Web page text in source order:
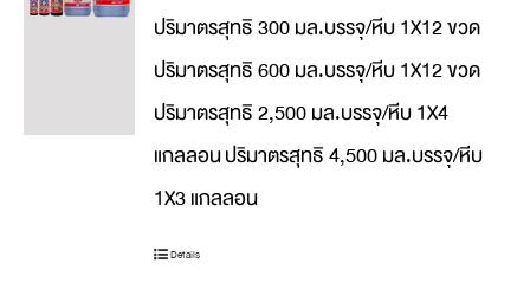
ปริมาตรสุทธิ 300 มล.บรรจุ/หีบ 1X12 ขวด
ปริมาตรสุทธิ 600 มล.บรรจุ/หีบ 1X12 ขวด
ปริมาตรสุทธิ 2,500 มล.บรรจุ/หีบ 1X4
แกลลอนปริมาตรสุทธิ 4,500 มล.บรรจุ/หีบ
1X3 แกลลอน
Details